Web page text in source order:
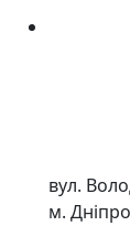
вул.
м.